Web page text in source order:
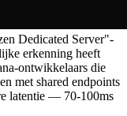
Dedicated Server"-
erkenning heeft
ontwikkelaars die
met shared endpoints
latentie — 70-100ms